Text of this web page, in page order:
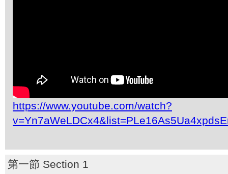
https://www.youtube.com/watch?
第一節 Section 1